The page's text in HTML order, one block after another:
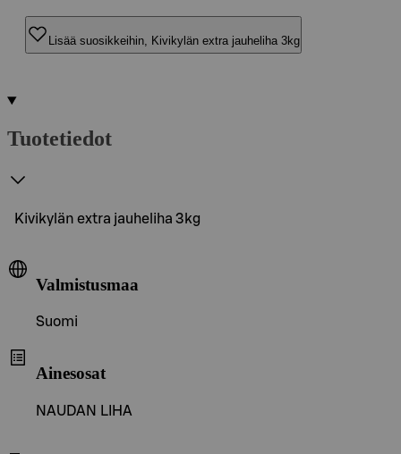
Lisää suosikkeihin, Kivikylän extra jauheliha 3kg
Tuotetiedot
Kivikylän extra jauheliha 3kg
Valmistusmaa
Suomi
Ainesosat
NAUDAN LIHA